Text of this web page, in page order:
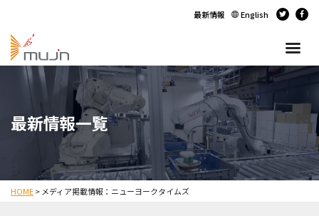
最新情報 English
最新情報一覧
HOME> メディア掲載情報：ニューヨークタイムズ